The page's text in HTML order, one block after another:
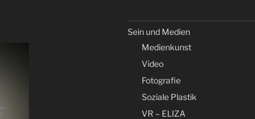
Sein und Medien
Medienkunst
Video
Fotografie
Soziale Plastik
VR – ELIZA